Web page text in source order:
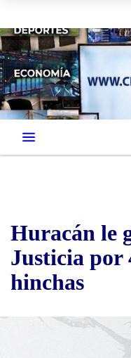
Huracán le
Justicia por
hinchas